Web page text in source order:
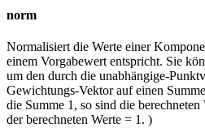
norm
Normalisiert die Werte einer
einem Vorgabewert entspricht. Sie
um den durch die unabhängige-
Gewichtungs-Vektor auf einen
die Summe 1, so sind die
der berechneten Werte = 1. )